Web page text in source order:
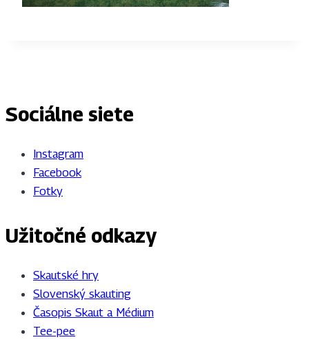
Sociálne siete
Instagram
Facebook
Fotky
Užitočné odkazy
Skautské hry
Slovenský skauting
Časopis Skaut a Médium
Tee-pee